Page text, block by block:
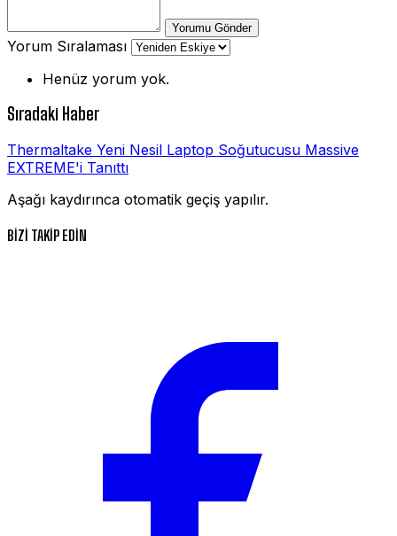
Yorumu Gönder
Yorum Sıralaması
Henüz yorum yok.
Sıradaki Haber
Thermaltake Yeni Nesil Laptop Soğutucusu Massive
EXTREME'i Tanıttı
Aşağı kaydırınca otomatik geçiş yapılır.
BİZİ TAKİP EDİN